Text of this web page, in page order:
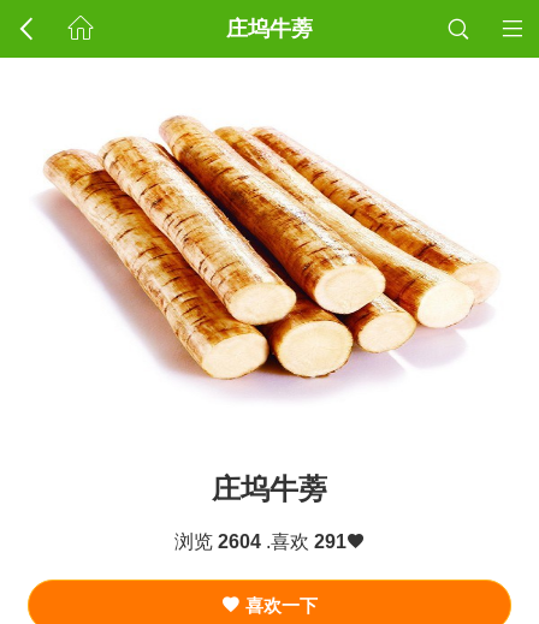
庄坞牛蒡
庄坞牛蒡
浏览 2604.喜欢 291
喜欢一下